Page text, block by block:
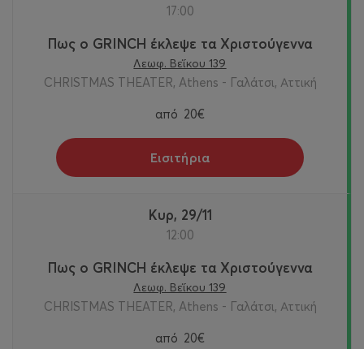
17:00
Πως ο GRINCH έκλεψε τα Χριστούγεννα
Λεωφ. Βεΐκου 139
CHRISTMAS THEATER, Athens - Γαλάτσι, Αττική
από 20€
Εισιτήρια
Κυρ, 29/11
12:00
Πως ο GRINCH έκλεψε τα Χριστούγεννα
Λεωφ. Βεΐκου 139
CHRISTMAS THEATER, Athens - Γαλάτσι, Αττική
από 20€